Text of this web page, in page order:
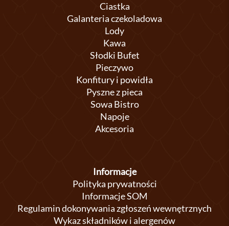
Ciastka
Galanteria czekoladowa
Lody
Kawa
Słodki Bufet
Pieczywo
Konfitury i powidła
Pyszne z pieca
Sowa Bistro
Napoje
Akcesoria
Informacje
Polityka prywatności
Informacje SOM
Regulamin dokonywania zgłoszeń wewnętrznych
Wykaz składników i alergenów